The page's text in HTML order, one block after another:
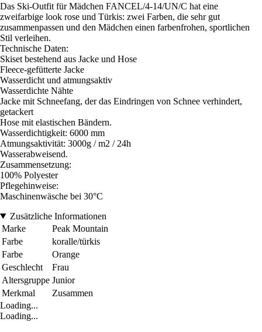
Das Ski-Outfit für Mädchen FANCEL/4-14/UN/C hat eine
zweifarbige look rose und Türkis: zwei Farben, die sehr gut
zusammenpassen und den Mädchen einen farbenfrohen, sportlichen
Stil verleihen.
Technische Daten:
Skiset bestehend aus Jacke und Hose
Fleece-gefütterte Jacke
Wasserdicht und atmungsaktiv
Wasserdichte Nähte
Jacke mit Schneefang, der das Eindringen von Schnee verhindert,
getackert
Hose mit elastischen Bändern.
Wasserdichtigkeit: 6000 mm
Atmungsaktivität: 3000g / m2 / 24h
Wasserabweisend.
Zusammensetzung:
100% Polyester
Pflegehinweise:
Maschinenwäsche bei 30°C
Zusätzliche Informationen
Marke
Peak Mountain
Farbe
koralle/türkis
Farbe
Orange
Geschlecht
Frau
Altersgruppe Junior
Merkmal
Zusammen
Loading...
Loading...